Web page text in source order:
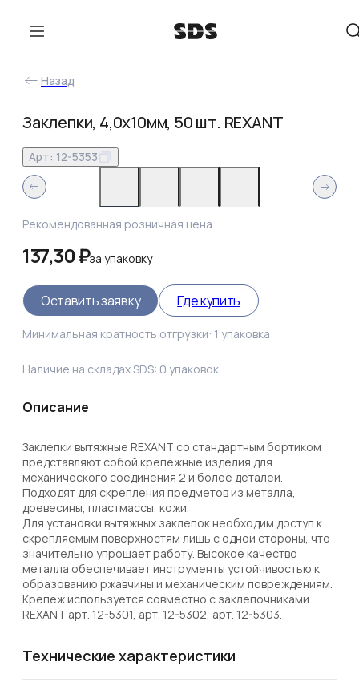
Назад
Заклепки, 4,0x10мм, 50 шт. REXANT
Арт: 12-5353
Рекомендованная розничная цена
137,30 ₽заупаковку
Оставить заявку Где купить
Минимальная кратность отгрузки: 1 упаковка
Наличие на складах SDS: 0 упаковок
Описание
Заклепки вытяжные REXANT со стандартным бортиком
представляют собой крепежные изделия для
механического соединения 2 и более деталей.
Подходят для скрепления предметов из металла,
древесины, пластмассы, кожи.
Для установки вытяжных заклепок необходим доступ к
скрепляемым поверхностям лишь с одной стороны, что
значительно упрощает работу. Высокое качество
металла обеспечивает инструменты устойчивостью к
образованию ржавчины и механическим повреждениям.
Крепеж используется совместно с заклепочниками
REXANT арт. 12-5301, арт. 12-5302, арт. 12-5303.
Технические характеристики